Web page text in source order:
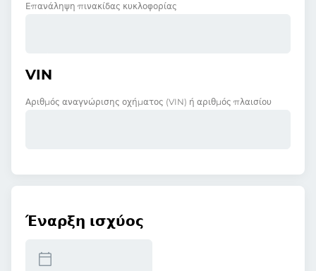
Επανάληψη πινακίδας κυκλοφορίας
VIN
Αριθμός αναγνώρισης οχήματος (VIN) ή αριθμός πλαισίου
Έναρξη ισχύος